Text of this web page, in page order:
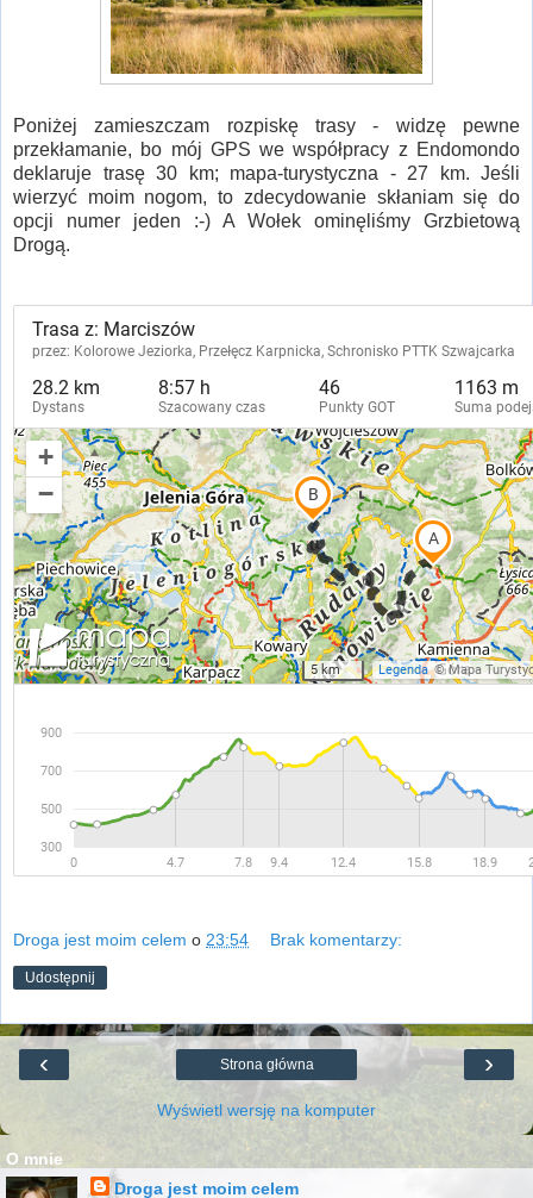
Poniżej zamieszczam rozpiskę trasy - widzę pewne
przekłamanie, bo mój GPS we współpracy z Endomondo
deklaruje trasę 30 km; mapa-turystyczna - 27 km. Jeśli
wierzyć moim nogom, to zdecydowanie skłaniam się do
opcji numer jeden :-) A Wołek ominęliśmy Grzbietową
Drogą.
Droga jest moim celem o 23:54 Brak komentarzy:
Udostępnij
‹ ›
Strona główna
Wyświetl wersję na komputer
O mnie
Droga jest moim celem